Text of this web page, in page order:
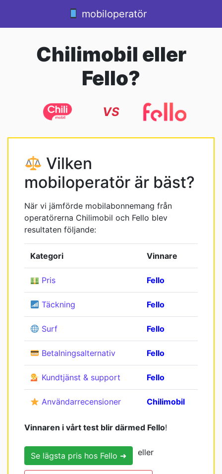
Huvudnavigering
mobiloperatör
Chilimobil eller
Fello?
VS
Vilken
mobiloperatör är bäst?
När vi jämförde mobilabonnemang från
operatörerna Chilimobil och Fello blev
resultaten följande:
Kategori Vinnare
Pris Fello
Täckning Fello
Surf Fello
Betalningsalternativ Fello
Kundtjänst & support Fello
Användarrecensioner Chilimobil
Vinnaren i vårt test blir därmed Fello!
Se lägsta pris hos Fello ➜ eller